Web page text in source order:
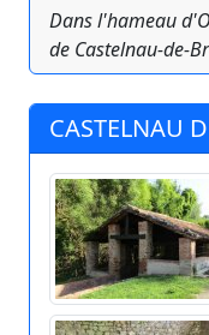
Dans l'hameau
de Castelnau-de-
CASTELNAU